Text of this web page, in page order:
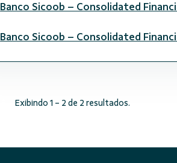
Banco Sicoob – Consolidated
Banco Sicoob – Consolidated
Exibindo 1 - 2 de 2 resultados.